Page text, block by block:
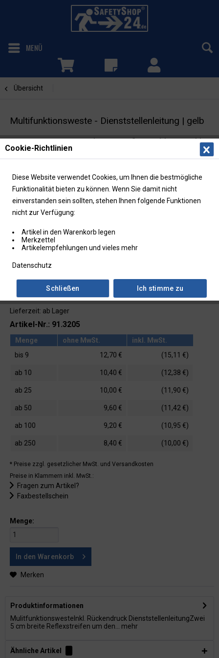
MENÜ
Übersicht
Multifunktionsweste - Dienststellenleitung | gelb
Warnweste mit Taschen & Reißverschluss | inkl.
Rückenaufdruck
Lieferzeit: ab Lager
Artikel-Nr.: 91.3205
Menge ohne MwSt.
inkl. MwSt.
bis 9 12,70 € (15,11 €)
ab 10 10,40 € (12,38 €)
ab 25 10,00 € (11,90 €)
ab 50 9,60 € (11,42 €)
ab 100 9,20 € (10,95 €)
ab 250 8,40 € (10,00 €)
* Preise zzgl. gesetzlicher MwSt. und Versandkosten
Preise in Klammern inkl. MwSt.:
Fragen zum Artikel?
Faxbestellschein
Menge:
In den Warenkorb
Merken
Produktinformationen
MulitfunktionswesteInkl. Rückendruck DienststellenleitungZwei
5 cm breite Reflexstreifen um den...
mehr
Ähnliche Artikel
Cookie-Richtlinien
Diese Website verwendet Cookies, um Ihnen die bestmögliche
Funktionalität bieten zu können. Wenn Sie damit nicht
einverstanden sein sollten, stehen Ihnen folgende Funktionen
nicht zur Verfügung:
Artikel in den Warenkorb legen
Merkzettel
Artikelempfehlungen und vieles mehr
Datenschutz
Ich stimme zu
Schließen